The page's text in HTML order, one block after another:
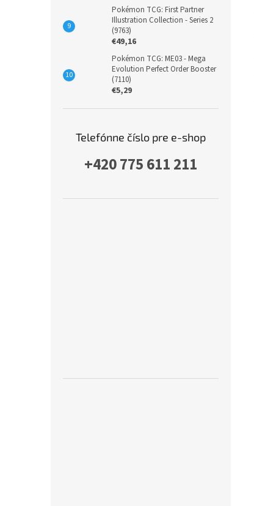
Pokémon TCG: First Partner
Illustration Collection - Series 2
(9763)
€49,16
Pokémon TCG: ME03 - Mega
Evolution Perfect Order Booster
(7110)
€5,29
Telefónne číslo pre e-shop
+420 775 611 211